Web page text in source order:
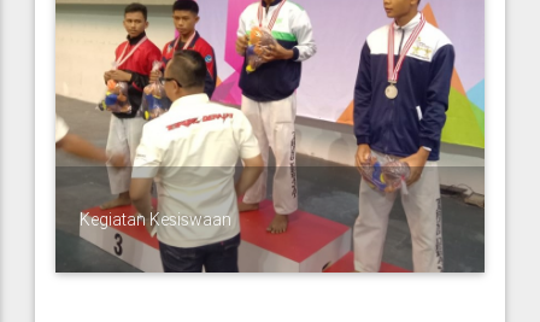
Kegiatan Kesiswaan